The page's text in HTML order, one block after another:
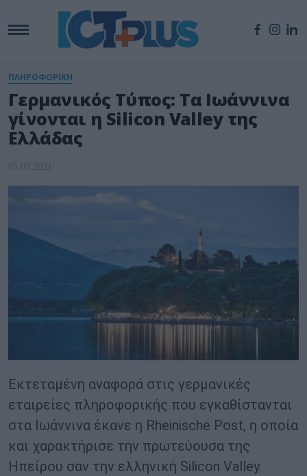
ΠΛΗΡΟΦΟΡΙΚΗ
Γερμανικός Τύπος: Τα Ιωάννινα
γίνονται η Silicon Valley της
Ελλάδας
05.05.2021
Εκτεταμένη αναφορά στις γερμανικές
εταιρείες πληροφορικής που εγκαθίστανται
στα Ιωάννινα έκανε η Rheinische Post, η οποία
και χαρακτήρισε την πρωτεύουσα της
Ηπείρου σαν την ελληνική Silicon Valley.